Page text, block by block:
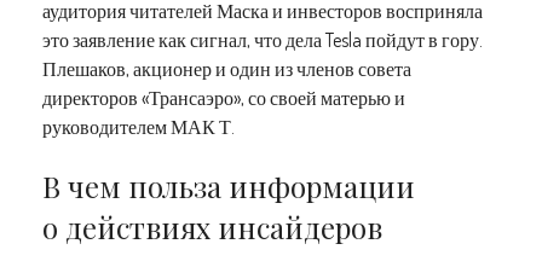
аудитория читателей Маска и инвесторов восприняла
это заявление как сигнал, что дела Tesla пойдут в гору.
Плешаков, акционер и один из членов совета
директоров «Трансаэро», со своей матерью и
руководителем МАК Т.
В чем польза информации
о действиях инсайдеров